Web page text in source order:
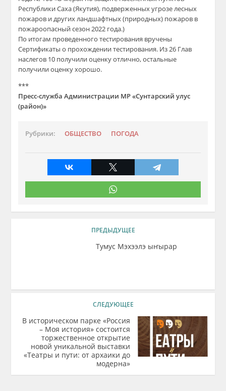
Республики Саха (Якутия), подверженных угрозе лесных
пожаров и других ландшафтных (природных) пожаров в
пожароопасный сезон 2022 года.)
По итогам проведенного тестирования вручены
Сертификаты о прохождении тестирования. Из 26 Глав
наслегов 10 получили оценку отлично, остальные
получили оценку хорошо.
***
Пресс-служба Администрации МР «Сунтарский улус
(район)»
Рубрики: ОБЩЕСТВО ПОГОДА
ПРЕДЫДУЩЕЕ
Тумус Мэхээлэ ыҥырар
СЛЕДУЮЩЕЕ
В историческом парке «Россия
– Моя история» состоится
торжественное открытие
новой уникальной выставки
«Театры и пути: от архаики до
модерна»